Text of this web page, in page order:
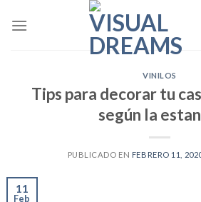
VINILOS
Tips para decorar tu
según la
PUBLICADO EN FEBRERO 11,
11
Feb